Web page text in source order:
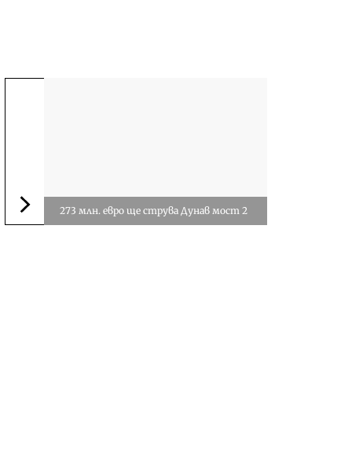
Следваща новина
273 млн. евро ще струва Дунав мост 2